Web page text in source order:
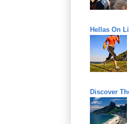
Hellas On
Discover